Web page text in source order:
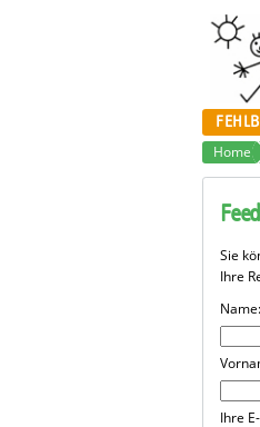
Home
Sie
Ihre
Name:
Ihre